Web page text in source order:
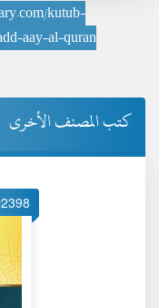
kutub-
aay-al-quran
كتب المصنف الأخرى